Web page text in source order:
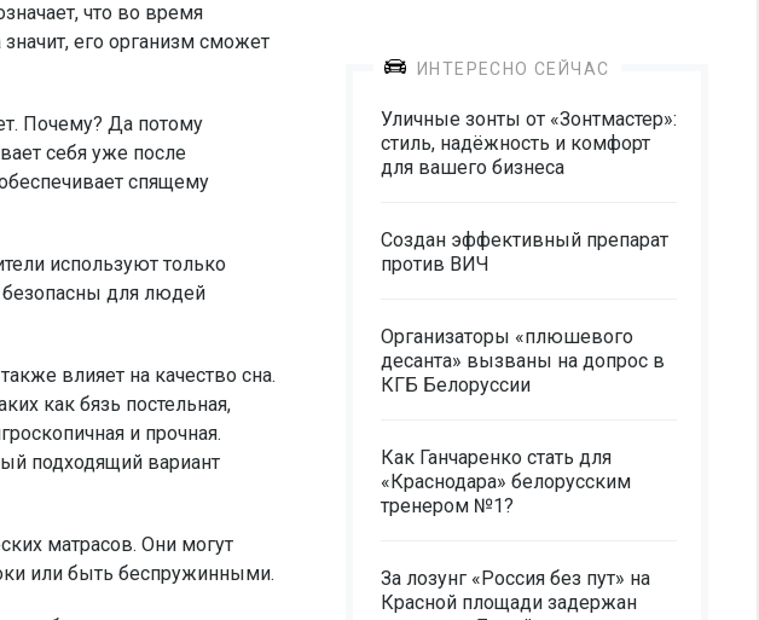
что во время
его организм сможет
Почему? Да потому
себя уже после
спящему
используют только
безопасны для людей
влияет на качество сна.
как бязь постельная,
и прочная.
подходящий вариант
матрасов. Они могут
или быть беспружинными.
ИНТЕРЕСНО СЕЙЧАС
Уличные зонты от «Зонтмастер»:
стиль, надёжность и комфорт
для вашего бизнеса
Создан эффективный препарат
против ВИЧ
Организаторы «плюшевого
десанта» вызваны на допрос в
КГБ Белоруссии
Как Ганчаренко стать для
«Краснодара» белорусским
тренером №1?
За лозунг «Россия без пут» на
Красной площади задержан